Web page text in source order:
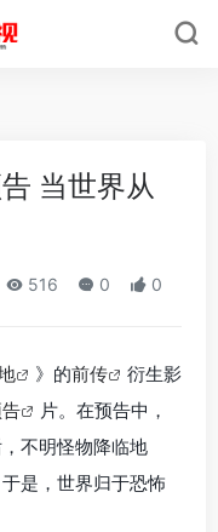
当世界从
516 0 0
》的前传
衍生影
片。在预告中，
不明怪物降临地
是，世界归于恐怖